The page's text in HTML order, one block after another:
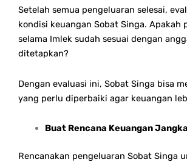
Setelah semua pengeluaran selesai,
kondisi keuangan Sobat Singa. Apakah
selama Imlek sudah sesuai dengan
ditetapkan?
Dengan evaluasi ini, Sobat Singa bisa
yang perlu diperbaiki agar keuangan
Buat Rencana Keuangan
Rencanakan pengeluaran Sobat Singa